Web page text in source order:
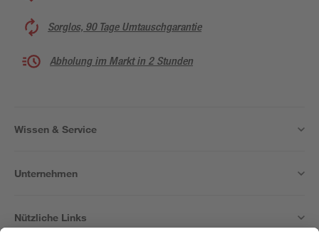
Sorglos, 90 Tage Umtauschgarantie
Abholung im Markt in 2 Stunden
Wissen & Service
Unternehmen
Nützliche Links